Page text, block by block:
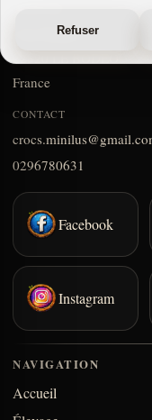
Refuser
1 Le Gouët
France
CONTACT
0296780631
Facebook
Instagram
NAVIGATION
Accueil